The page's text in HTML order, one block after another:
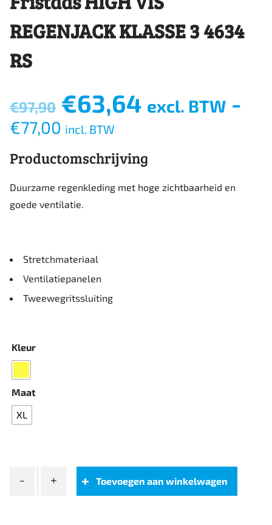
REGENJACK KLASSE 3 4634
RS
€97,90 Oorspronkelijke
prijs
was:
€97,90.
€63,64Huidige
prijs
€63,64.
excl. BTW -
€77,00 incl. BTW
Productomschrijving
Duurzame regenkleding met hoge zichtbaarheid en
goede ventilatie.
Stretchmateriaal
Ventilatiepanelen
Tweewegritssluiting
Kleur
Maat
XL
HIGH
Toevoegen aan winkelwagen